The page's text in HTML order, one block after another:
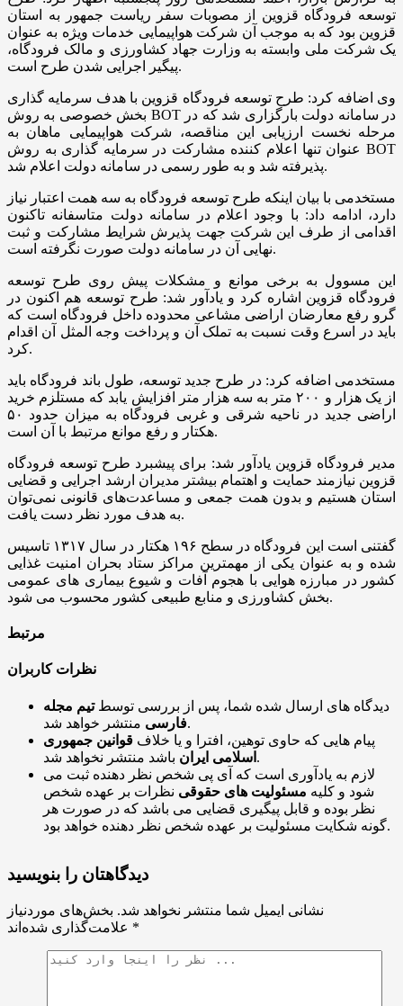
توسعه فرودگاه قزوین از مصوبات سفر ریاست جمهور به استان
قزوین بود که به موجب آن شرکت هواپیمایی خدمات ویژه به عنوان
یک شرکت ملی وابسته به وزارت جهاد کشاورزی و مالک فرودگاه،
پیگیر اجرایی شدن طرح است.
وی اضافه کرد: طرح توسعه فرودگاه قزوین با هدف سرمایه گذاری
بخش خصوصی به روش BOT در سامانه دولت بارگزاری شد که در
مرحله نخست ارزیابی این مناقصه، شرکت هواپیمایی ماهان به
عنوان تنها اعلام کننده مشارکت در سرمایه گذاری به روش BOT
پذیرفته شد و به طور رسمی در سامانه دولت اعلام شد.
مستخدمی با بیان اینکه طرح توسعه فرودگاه به سه همت اعتبار نیاز
دارد، ادامه داد: با وجود اعلام در سامانه دولت متاسفانه تاکنون
اقدامی از طرف این شرکت جهت پذیرش شرایط مشارکت و ثبت
نهایی آن در سامانه دولت صورت نگرفته است.
این مسوول به برخی موانع و مشکلات پیش روی طرح توسعه
فرودگاه قزوین اشاره کرد و یادآور شد: طرح توسعه هم اکنون در
گرو رفع معارضان اراضی مشاعی محدوده داخل فرودگاه است که
باید در اسرع وقت نسبت به تملک آن و پرداخت وجه المثل آن‌ اقدام
کرد.
مستخدمی اضافه کرد: در طرح جدید توسعه، طول باند فرودگاه باید
از یک هزار و ۲۰۰ متر به سه هزار متر افزایش یابد که مستلزم خرید
اراضی جدید در ناحیه شرقی و غربی فرودگاه به میزان حدود ۵۰
هکتار و رفع موانع مرتبط با آن است.
مدیر فرودگاه قزوین یادآور شد: برای پیشبرد طرح توسعه فرودگاه
قزوین نیازمند حمایت و اهتمام بیشتر مدیران ارشد اجرایی و قضایی
استان هستیم و بدون همت جمعی و مساعدت‌های قانونی نمی‌توان
به هدف مورد نظر دست یافت.
گفتنی است این فرودگاه در سطح ۱۹۶ هکتار در سال ۱۳۱۷ تاسیس
شده و به عنوان یکی از مهمترین مراکز ستاد بحران امنیت غذایی
کشور در مبارزه هوایی با هجوم آفات و شیوع بیماری های عمومی
بخش کشاورزی و منابع طبیعی کشور محسوب می شود.
مرتبط
نظرات کاربران
دیدگاه های ارسال شده شما، پس از بررسی توسطتیم مجله
فارسیمنتشر خواهد شد.
پیام هایی که حاوی توهین، افترا و یا خلاف قوانین جمهوری
اسلامی ایران باشد منتشر نخواهد شد.
لازم به یادآوری است که آی پی شخص نظر دهنده ثبت می
شود و کلیه مسئولیت های حقوقی نظرات بر عهده شخص
نظر بوده و قابل پیگیری قضایی می باشد که در صورت هر
گونه شکایت مسئولیت بر عهده شخص نظر دهنده خواهد بود.
دیدگاهتان را بنویسید
نشانی ایمیل شما منتشر نخواهد شد. بخش‌های موردنیاز
*